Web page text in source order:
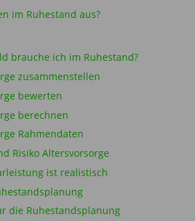
im Ruhestand aus?
brauche ich im Ruhestand?
zusammenstellen
bewerten
berechnen
Rahmendaten
Risiko Altersvorsorge
ist realistisch
die Ruhestandsplanung